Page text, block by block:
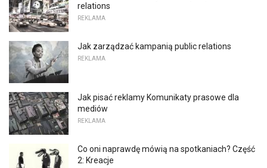
relations
REKLAMA
Jak zarządzać kampanią public relations
REKLAMA
Jak pisać reklamy Komunikaty prasowe dla
mediów
REKLAMA
Co oni naprawdę mówią na spotkaniach? Część
2: Kreacje